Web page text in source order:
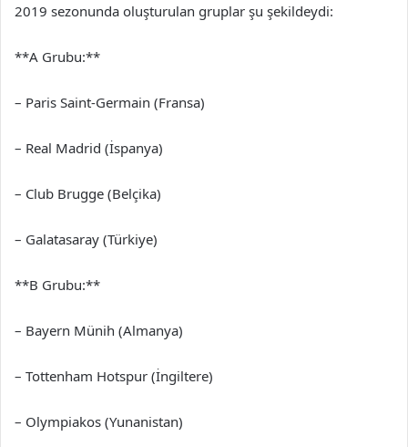
2019 sezonunda oluşturulan gruplar şu şekildeydi:
**A Grubu:**
– Paris Saint-Germain (Fransa)
– Real Madrid (İspanya)
– Club Brugge (Belçika)
– Galatasaray (Türkiye)
**B Grubu:**
– Bayern Münih (Almanya)
– Tottenham Hotspur (İngiltere)
– Olympiakos (Yunanistan)